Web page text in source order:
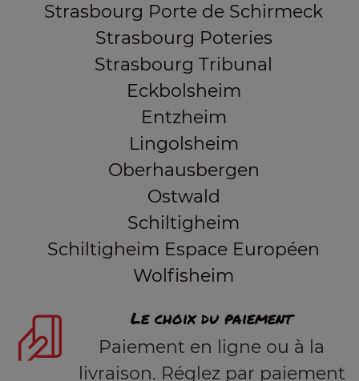
Strasbourg Porte de Schirmeck
Strasbourg Poteries
Strasbourg Tribunal
Eckbolsheim
Entzheim
Lingolsheim
Oberhausbergen
Ostwald
Schiltigheim
Schiltigheim Espace Européen
Wolfisheim
Le choix du paiement
Paiement en ligne ou à la
livraison. Réglez par paiement